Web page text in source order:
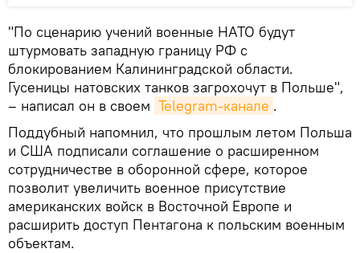
"По сценарию учений военные НАТО будут
штурмовать западную границу РФ с
блокированием Калининградской области.
Гусеницы натовских танков загрохочут в Польше",
– написал он в своем Telegram-канале .
Поддубный напомнил, что прошлым летом Польша
и США подписали соглашение о расширенном
сотрудничестве в оборонной сфере, которое
позволит увеличить военное присутствие
американских войск в Восточной Европе и
расширить доступ Пентагона к польским военным
объектам.